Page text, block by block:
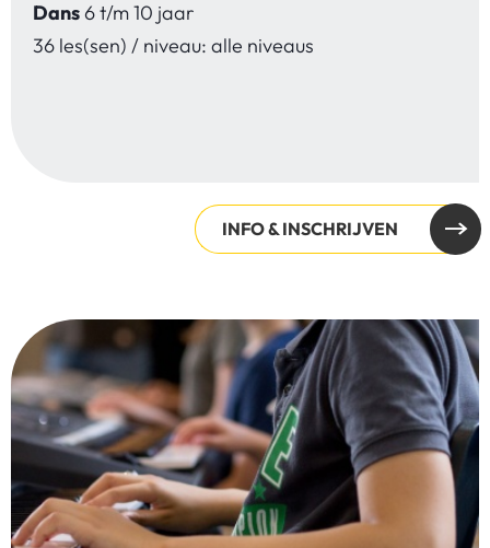
Dans6 t/m 10 jaar
36 les(sen) / niveau: alle niveaus
INFO & INSCHRIJVEN